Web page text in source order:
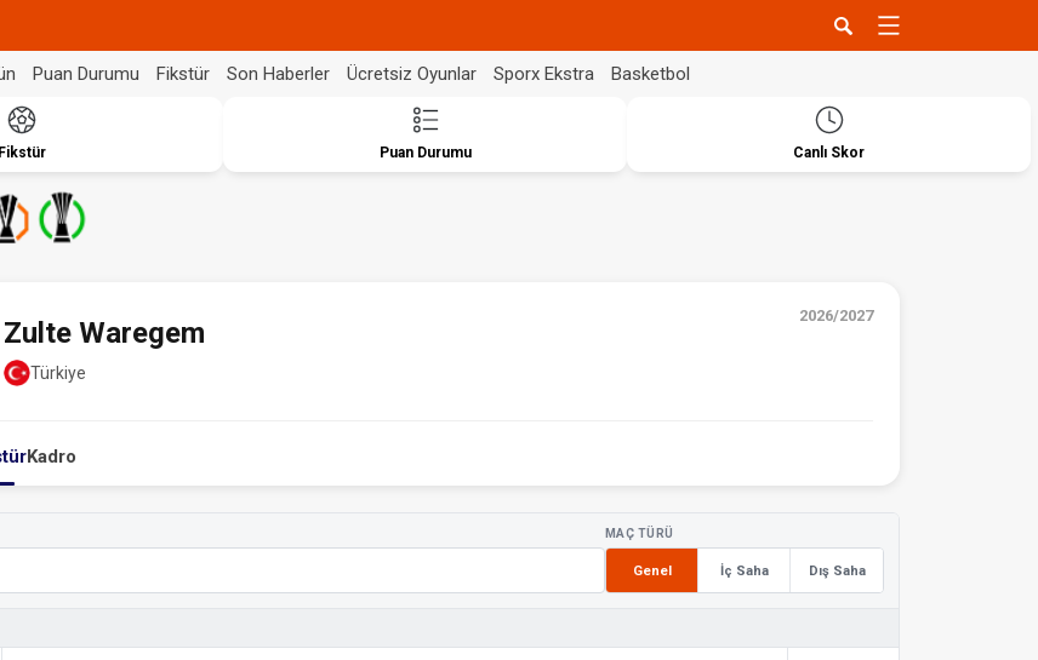
Puan Durumu Fikstür Son Haberler Ücretsiz Oyunlar Sporx Ekstra Basketbol
Fikstür Puan Durumu Canlı Skor
2026/2027
Zulte Waregem
Türkiye
Kadro
MAÇ TÜRÜ
Genel İç Saha Dış Saha